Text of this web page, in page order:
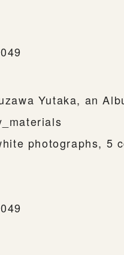
Yutaka, an
photographs, 5